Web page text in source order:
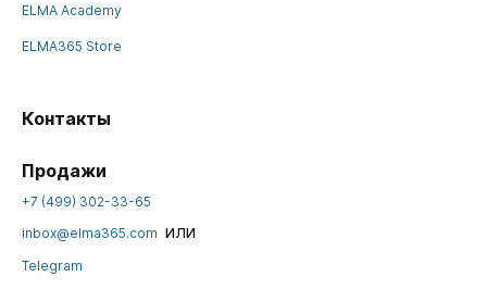
ELMA Academy
ELMA365 Store
Контакты
Продажи
+7 (499) 302-33-65
inbox@elma365.com или
Telegram